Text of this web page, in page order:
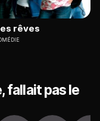
rêves
fallait pas le